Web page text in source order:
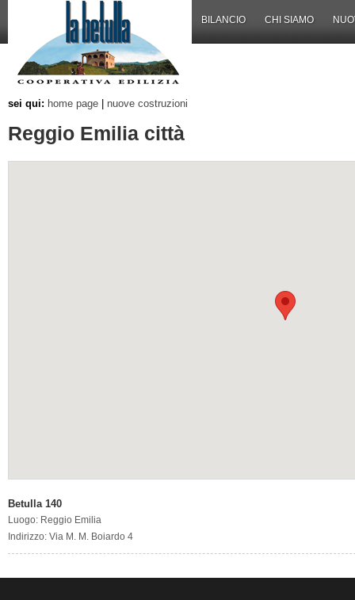
BILANCIO CHI SIAMO
sei qui: home page nuove costruzioni
Reggio Emilia città
Betulla 140
Luogo: Reggio Emilia
Indirizzo: Via M. M. Boiardo 4